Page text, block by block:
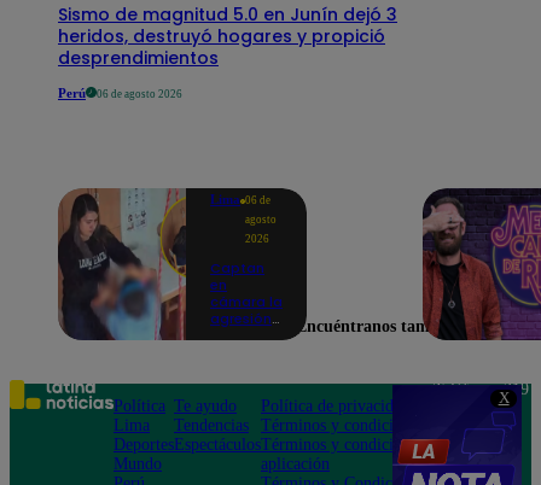
X
Sismo de magnitud 5.0 en Junín dejó 3
heridos, destruyó hogares y propició
desprendimientos
Perú 06 de agosto 2026
Lima 06 de
agosto
2026
Captan
en
cámara la
agresión
niño con
autismo:
madre
denuncia
maltratos
contínuos
Encuéntranos también en
Política
Lima
Deportes
Mundo
Te ayudo
Tendencias
Espectáculos
Política de privacidad
Términos y condiciones
Términos y condiciones
aplicación
Teléfono: 219
Av. San
Felipe 968
Jesús María